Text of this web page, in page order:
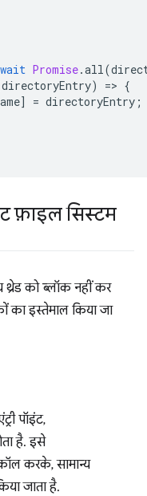
Promise.all (
directoryEntry) => {
] = directoryEntry ;
फ़ाइल सिस्टम
थ्रेड को ब्लॉक नहीं कर
का इस्तेमाल किया जा
पॉइंट,
है. इसे
करके, सामान्य
जाता है.